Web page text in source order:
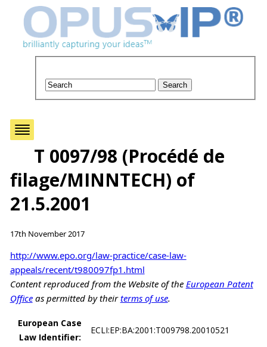
T 0097/98 (Procédé de
filage/MINNTECH) of
21.5.2001
17th November 2017
http://www.epo.org/law-practice/case-law-
appeals/recent/t980097fp1.html
Content reproduced from the Website of the European Patent
Officeas permitted by theirterms of use.
European Case
Law Identifier:
ECLI:EP:BA:2001:T009798.20010521